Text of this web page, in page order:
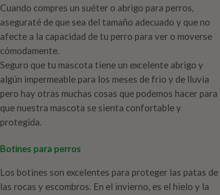
Cuando compres un suéter o abrigo para perros,
aseguraté de que sea del tamaño adecuado y que no
afecte a la capacidad de tu perro para ver o moverse
cómodamente.
Seguro que tu mascota tiene un excelente abrigo y
algún impermeable para los meses de frio y de lluvia
pero hay otras muchas cosas que podemos hacer para
que nuestra mascota se sienta confortable y
protegida.
Botines para perros
Los botines son excelentes para proteger las patas de
las rocas y escombros. En el invierno, es el hielo y la